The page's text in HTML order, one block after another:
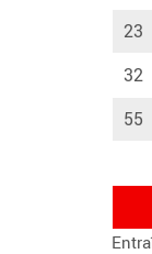
23
32
55